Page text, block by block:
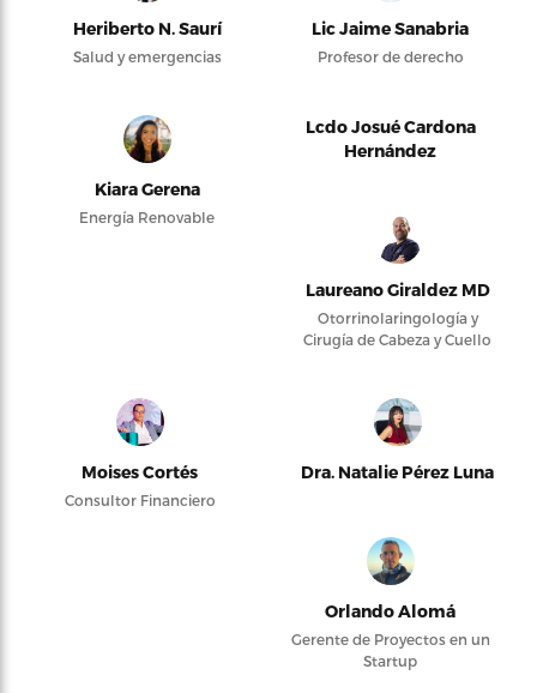
Heriberto N. Saurí
Salud y emergencias
Lic Jaime Sanabria
Profesor de derecho
Kiara Gerena
Energía Renovable
Lcdo Josué Cardona
Hernández
Laureano Giraldez MD
Otorrinolaringología y
Cirugía de Cabeza y Cuello
Moises Cortés
Consultor Financiero
Dra. Natalie Pérez Luna
Orlando Alomá
Gerente de Proyectos en un
Startup